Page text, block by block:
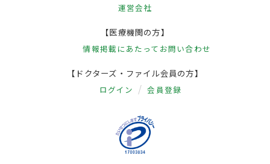
運営会社
【医療機関の方】
情報掲載にあたって お問い合わせ
【ドクターズ・ファイル会員の方】
ログイン 会員登録